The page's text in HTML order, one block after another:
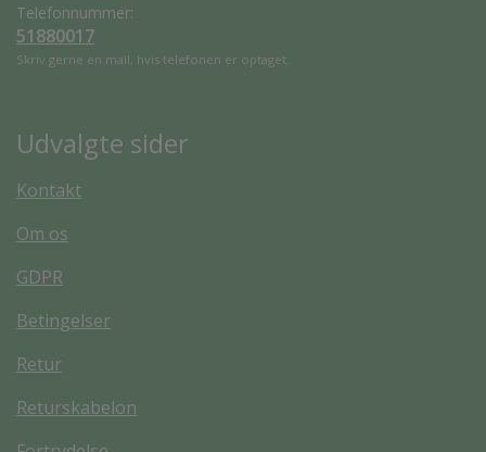
Telefonnummer:
51880017
Skriv gerne en mail, hvis telefonen er optaget.
Udvalgte sider
Kontakt
Om os
GDPR
Betingelser
Retur
Returskabelon